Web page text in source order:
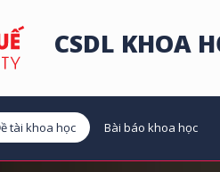
CSDL KHOA
tài khoa học Bài báo khoa học